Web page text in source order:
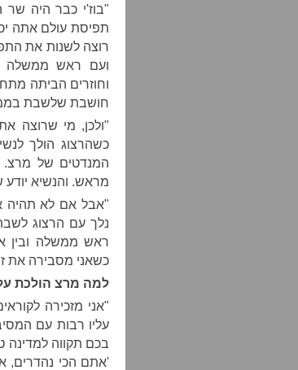
תפיסת עולם אתה
רוצה לשנות את
חושבת שלשבת
"ולכן, מי שרוצה
כשהרצוג הולך
המנדטים של
מראש. והנשיא
"אבל אם לא תהיה
נלך עם הרצוג
ראש ממשלה ובין
כשאני מסבירה את זה לאנשים,
למה מרצ הולכת על
"אני מזכירה
עליו רבות עם
בכם תקווה למדינה
'אתם הכי נהדרים,